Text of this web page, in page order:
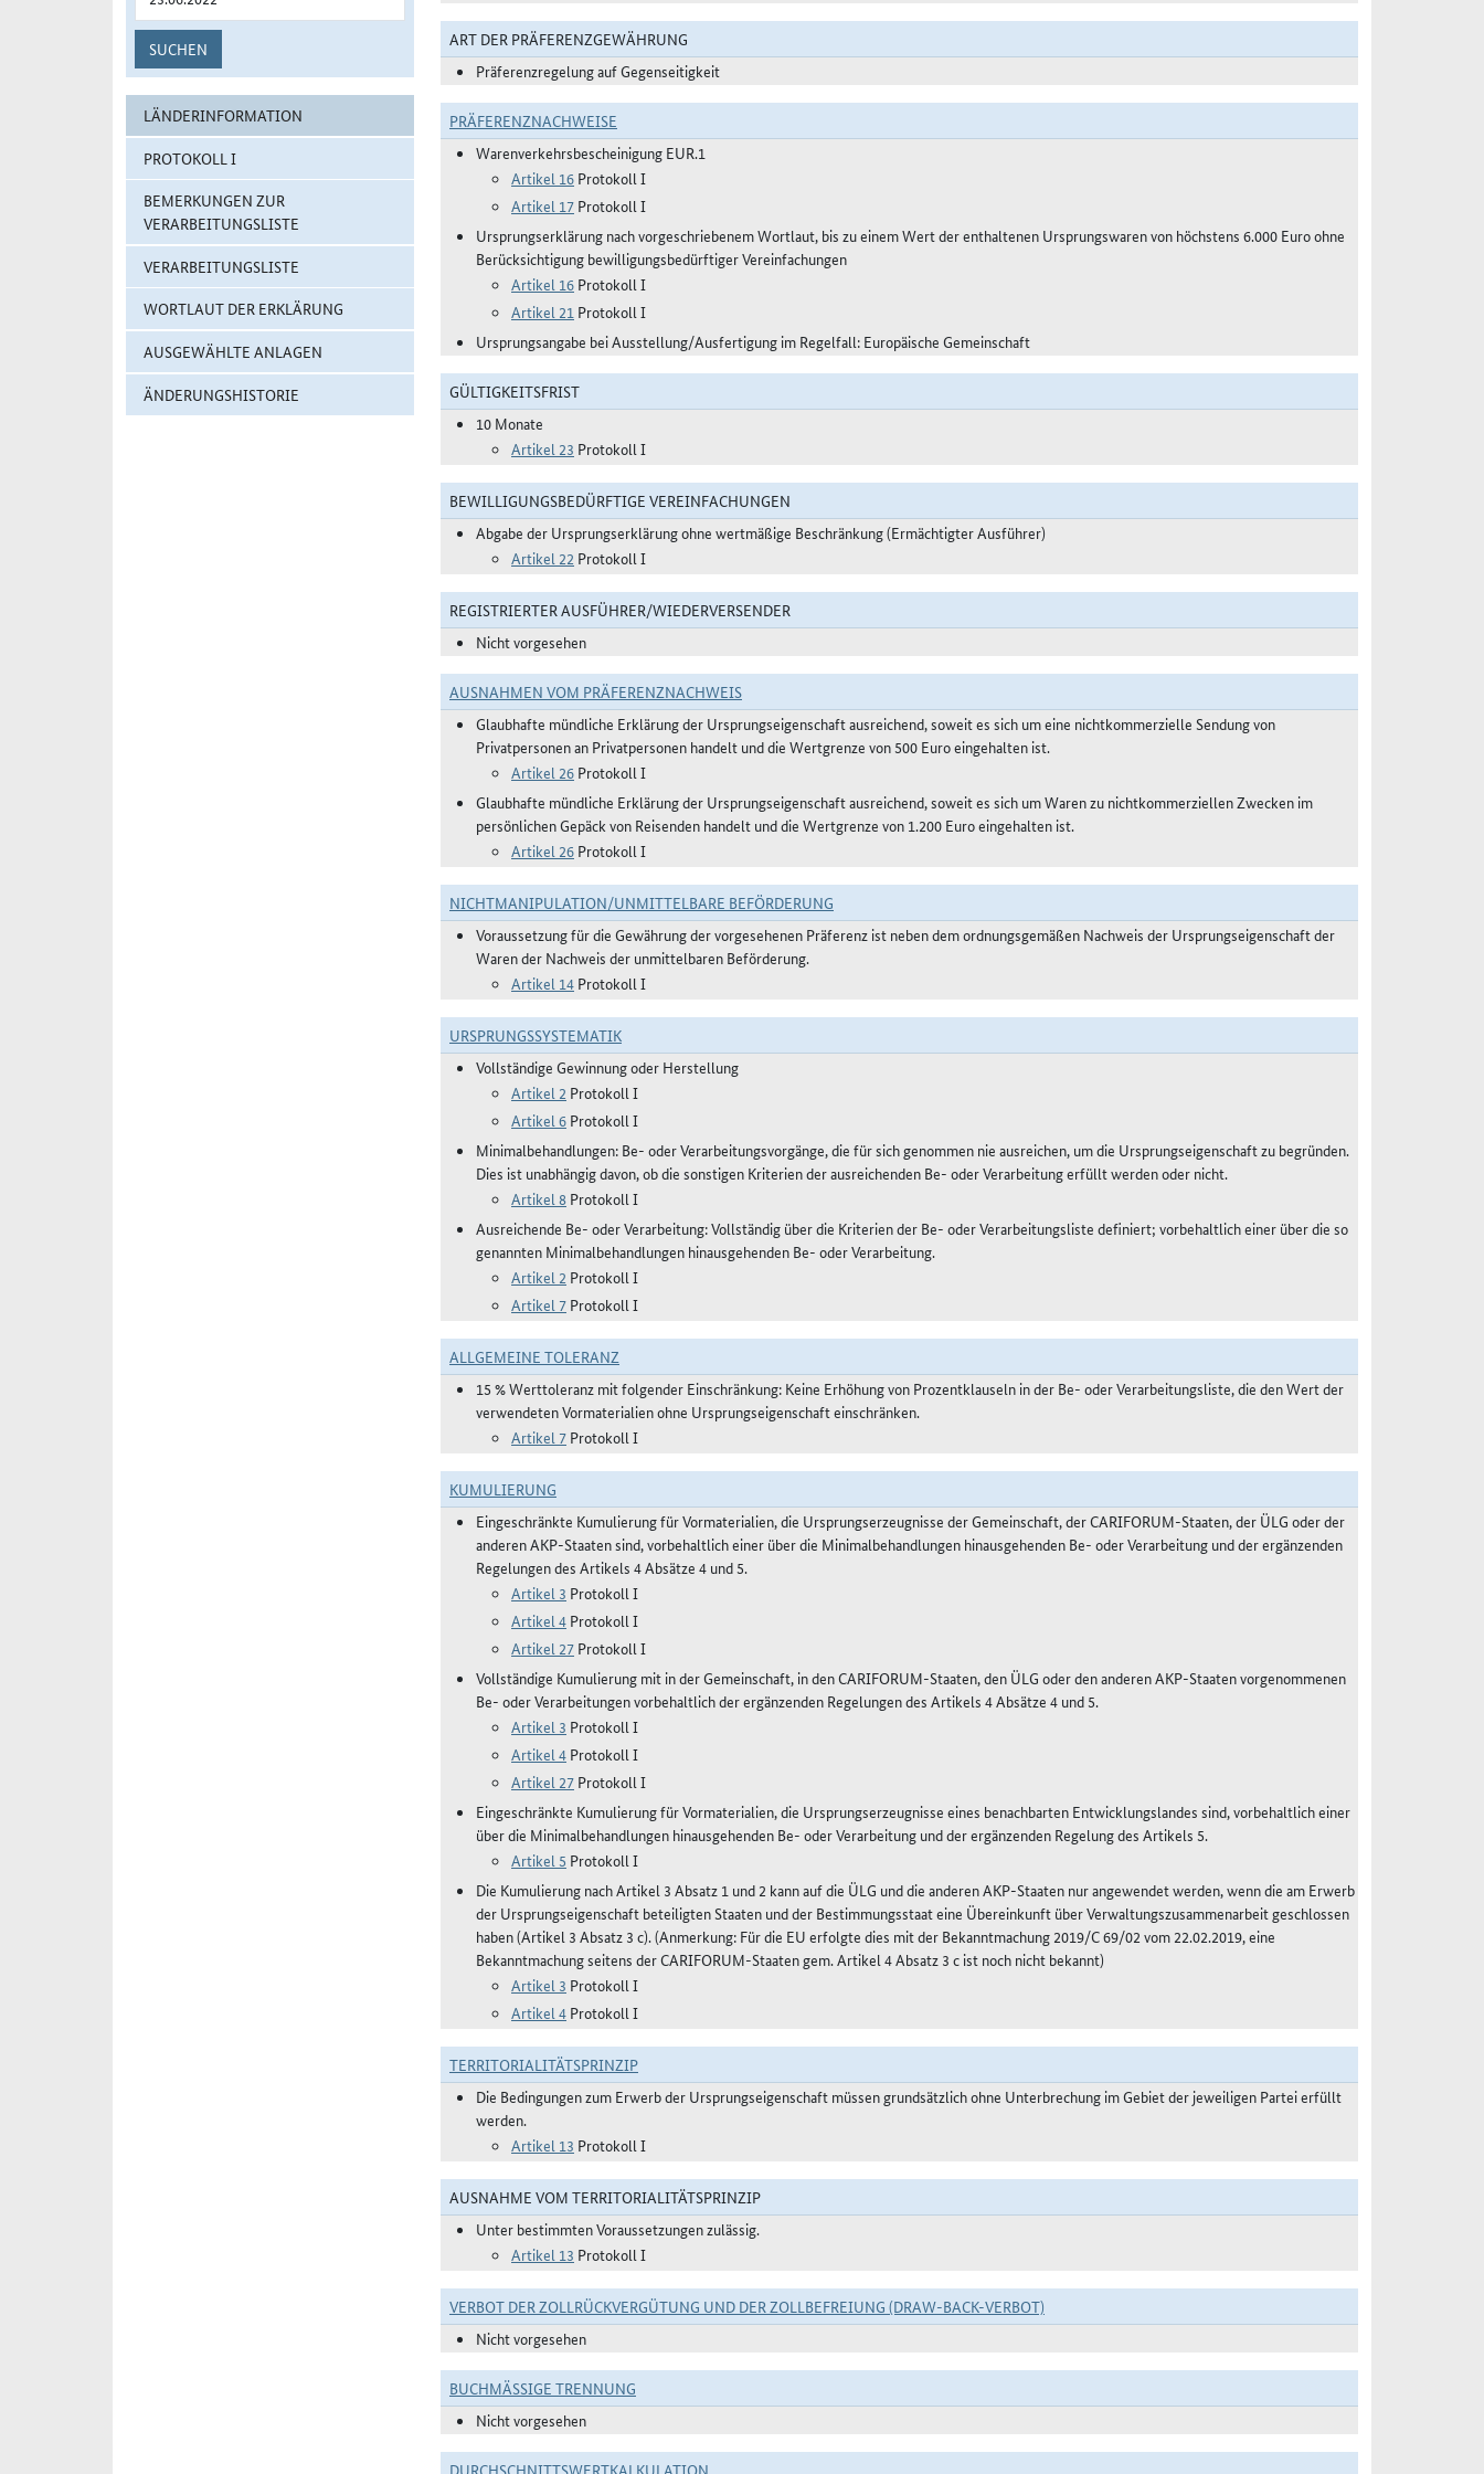
SUCHEN
LÄNDERINFORMATION
PROTOKOLL I
BEMERKUNGEN ZUR
VERARBEITUNGSLISTE
VERARBEITUNGSLISTE
WORTLAUT DER ERKLÄRUNG
AUSGEWÄHLTE ANLAGEN
ÄNDERUNGSHISTORIE
ART DER PRÄFERENZGEWÄHRUNG
Präferenzregelung auf Gegenseitigkeit
PRÄFERENZNACHWEISE
Warenverkehrsbescheinigung EUR.1
Artikel 16 Protokoll I
Artikel 17 Protokoll I
Ursprungserklärung nach vorgeschriebenem Wortlaut, bis zu einem Wert der enthaltenen Ursprungswaren von höchstens 6.000 Euro ohne
Berücksichtigung bewilligungsbedürftiger Vereinfachungen
Artikel 16 Protokoll I
Artikel 21 Protokoll I
Ursprungsangabe bei Ausstellung/Ausfertigung im Regelfall: Europäische Gemeinschaft
GÜLTIGKEITSFRIST
10 Monate
Artikel 23 Protokoll I
BEWILLIGUNGSBEDÜRFTIGE VEREINFACHUNGEN
Abgabe der Ursprungserklärung ohne wertmäßige Beschränkung (Ermächtigter Ausführer)
Artikel 22 Protokoll I
REGISTRIERTER AUSFÜHRER/WIEDERVERSENDER
Nicht vorgesehen
AUSNAHMEN VOM PRÄFERENZNACHWEIS
Glaubhafte mündliche Erklärung der Ursprungseigenschaft ausreichend, soweit es sich um eine nichtkommerzielle Sendung von
Privatpersonen an Privatpersonen handelt und die Wertgrenze von 500 Euro eingehalten ist.
Artikel 26 Protokoll I
Glaubhafte mündliche Erklärung der Ursprungseigenschaft ausreichend, soweit es sich um Waren zu nichtkommerziellen Zwecken im
persönlichen Gepäck von Reisenden handelt und die Wertgrenze von 1.200 Euro eingehalten ist.
Artikel 26 Protokoll I
NICHTMANIPULATION/UNMITTELBARE BEFÖRDERUNG
Voraussetzung für die Gewährung der vorgesehenen Präferenz ist neben dem ordnungsgemäßen Nachweis der Ursprungseigenschaft der
Waren der Nachweis der unmittelbaren Beförderung.
Artikel 14 Protokoll I
URSPRUNGSSYSTEMATIK
Vollständige Gewinnung oder Herstellung
Artikel 2 Protokoll I
Artikel 6 Protokoll I
Minimalbehandlungen: Be- oder Verarbeitungsvorgänge, die für sich genommen nie ausreichen, um die Ursprungseigenschaft zu begründen.
Dies ist unabhängig davon, ob die sonstigen Kriterien der ausreichenden Be- oder Verarbeitung erfüllt werden oder nicht.
Artikel 8 Protokoll I
Ausreichende Be- oder Verarbeitung: Vollständig über die Kriterien der Be- oder Verarbeitungsliste definiert; vorbehaltlich einer über die so
genannten Minimalbehandlungen hinausgehenden Be- oder Verarbeitung.
Artikel 2 Protokoll I
Artikel 7 Protokoll I
ALLGEMEINE TOLERANZ
15 % Werttoleranz mit folgender Einschränkung: Keine Erhöhung von Prozentklauseln in der Be- oder Verarbeitungsliste, die den Wert der
verwendeten Vormaterialien ohne Ursprungseigenschaft einschränken.
Artikel 7 Protokoll I
KUMULIERUNG
Eingeschränkte Kumulierung für Vormaterialien, die Ursprungserzeugnisse der Gemeinschaft, der CARIFORUM-Staaten, der ÜLG oder der
anderen AKP-Staaten sind, vorbehaltlich einer über die Minimalbehandlungen hinausgehenden Be- oder Verarbeitung und der ergänzenden
Regelungen des Artikels 4 Absätze 4 und 5.
Artikel 3 Protokoll I
Artikel 4 Protokoll I
Artikel 27 Protokoll I
Vollständige Kumulierung mit in der Gemeinschaft, in den CARIFORUM-Staaten, den ÜLG oder den anderen AKP-Staaten vorgenommenen
Be- oder Verarbeitungen vorbehaltlich der ergänzenden Regelungen des Artikels 4 Absätze 4 und 5.
Artikel 3 Protokoll I
Artikel 4 Protokoll I
Artikel 27 Protokoll I
Eingeschränkte Kumulierung für Vormaterialien, die Ursprungserzeugnisse eines benachbarten Entwicklungslandes sind, vorbehaltlich einer
über die Minimalbehandlungen hinausgehenden Be- oder Verarbeitung und der ergänzenden Regelung des Artikels 5.
Artikel 5 Protokoll I
Die Kumulierung nach Artikel 3 Absatz 1 und 2 kann auf die ÜLG und die anderen AKP-Staaten nur angewendet werden, wenn die am Erwerb
der Ursprungseigenschaft beteiligten Staaten und der Bestimmungsstaat eine Übereinkunft über Verwaltungszusammenarbeit geschlossen
haben (Artikel 3 Absatz 3 c). (Anmerkung: Für die EU erfolgte dies mit der Bekanntmachung 2019/C 69/02 vom 22.02.2019, eine
Bekanntmachung seitens der CARIFORUM-Staaten gem. Artikel 4 Absatz 3 c ist noch nicht bekannt)
Artikel 3 Protokoll I
Artikel 4 Protokoll I
TERRITORIALITÄTSPRINZIP
Die Bedingungen zum Erwerb der Ursprungseigenschaft müssen grundsätzlich ohne Unterbrechung im Gebiet der jeweiligen Partei erfüllt
werden.
Artikel 13 Protokoll I
AUSNAHME VOM TERRITORIALITÄTSPRINZIP
Unter bestimmten Voraussetzungen zulässig.
Artikel 13 Protokoll I
VERBOT DER ZOLLRÜCKVERGÜTUNG UND DER ZOLLBEFREIUNG (DRAW-BACK-VERBOT)
Nicht vorgesehen
BUCHMÄSSIGE TRENNUNG
Nicht vorgesehen
DURCHSCHNITTSWERTKALKULATION